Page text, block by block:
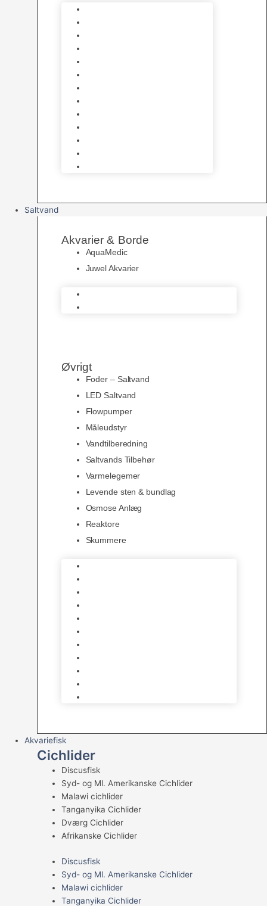
Saltvand
Akvarier & Borde
AquaMedic
Juwel Akvarier
Øvrigt
Foder – Saltvand
LED Saltvand
Flowpumper
Måleudstyr
Vandtilberedning
Saltvands Tilbehør
Varmelegemer
Levende sten & bundlag
Osmose Anlæg
Reaktore
Skummere
Akvariefisk
Cichlider
Discusfisk
Syd- og Ml. Amerikanske Cichlider
Malawi cichlider
Tanganyika Cichlider
Dværg Cichlider
Afrikanske Cichlider
Discusfisk
Syd- og Ml. Amerikanske Cichlider
Malawi cichlider
Tanganyika Cichlider